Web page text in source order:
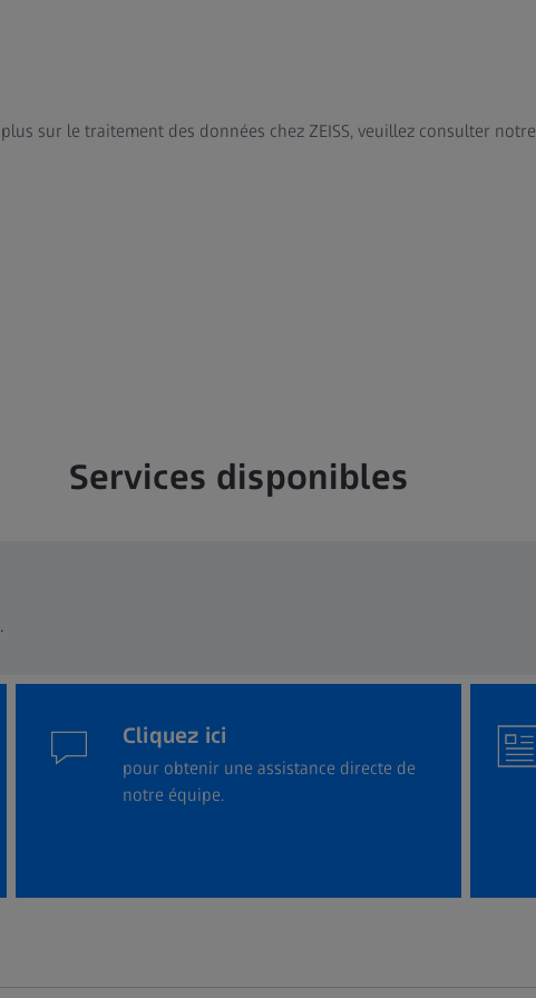
sur le traitement des données chez ZEISS, veuillez consulter notre
Services disponibles
Cliquez ici
pour obtenir une assistance directe de
notre équipe.